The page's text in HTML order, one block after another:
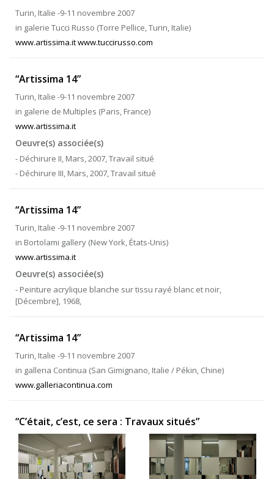
Turin, Italie -9-11 novembre 2007
in galerie Tucci Russo (Torre Pellice, Turin, Italie)
www.artissima.it www.tuccirusso.com
“Artissima 14”
Turin, Italie -9-11 novembre 2007
in galerie de Multiples (Paris, France)
www.artissima.it
Oeuvre(s) associée(s)
- Déchirure II, Mars, 2007, Travail situé
- Déchirure III, Mars, 2007, Travail situé
“Artissima 14”
Turin, Italie -9-11 novembre 2007
in Bortolami gallery (New York, États-Unis)
www.artissima.it
Oeuvre(s) associée(s)
- Peinture acrylique blanche sur tissu rayé blanc et noir,
[Décembre], 1968,
“Artissima 14”
Turin, Italie -9-11 novembre 2007
in galleria Continua (San Gimignano, Italie / Pékin, Chine)
www.galleriacontinua.com
“C’était, c’est, ce sera : Travaux situés”